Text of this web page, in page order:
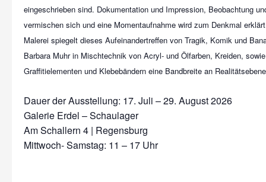
eingeschrieben sind. Dokumentation und Impression, Beobachtung
vermischen sich und eine Momentaufnahme wird zum Denkmal
Malerei spiegelt dieses Aufeinandertreffen von Tragik, Komik und
Barbara Muhr in Mischtechnik von Acryl- und Ölfarben, Kreiden,
Graffitielementen und Klebebändern eine Bandbreite an
Dauer der Ausstellung: 17. Juli – 29. August 2026
Galerie Erdel – Schaulager
Am Schallern 4 | Regensburg
Mittwoch- Samstag: 11 – 17 Uhr